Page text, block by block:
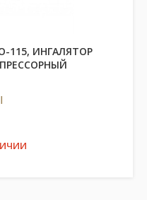
115, ИНГАЛЯТОР